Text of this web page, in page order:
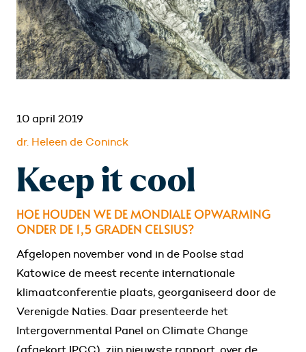
10 april 2019
dr. Heleen de Coninck
Keep it cool
HOE HOUDEN WE DE MONDIALE OPWARMING
ONDER DE 1,5 GRADEN CELSIUS?
Afgelopen november vond in de Poolse stad
Katowice de meest recente internationale
klimaatconferentie plaats, georganiseerd door de
Verenigde Naties. Daar presenteerde het
Intergovernmental Panel on Climate Change
(afgekort IPCC) zijn nieuwste rapport, over de